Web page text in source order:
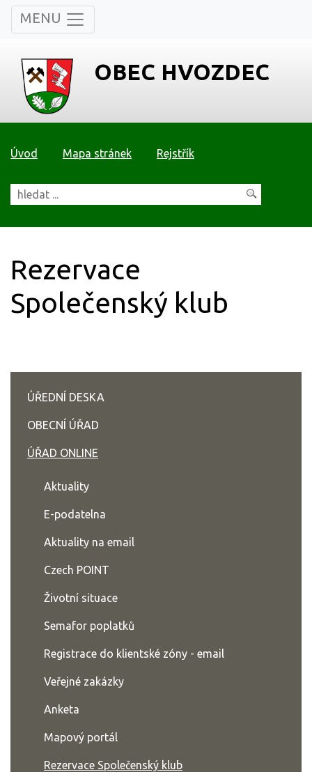
MENU
OBEC HVOZDEC
Úvod Mapa stránek Rejstřík
Rezervace
Společenský klub
ÚŘEDNÍ DESKA
OBECNÍ ÚŘAD
ÚŘAD ONLINE
Aktuality
E-podatelna
Aktuality na email
Czech POINT
Životní situace
Semafor poplatků
Registrace do klientské zóny - email
Veřejné zakázky
Anketa
Mapový portál
Rezervace Společenský klub